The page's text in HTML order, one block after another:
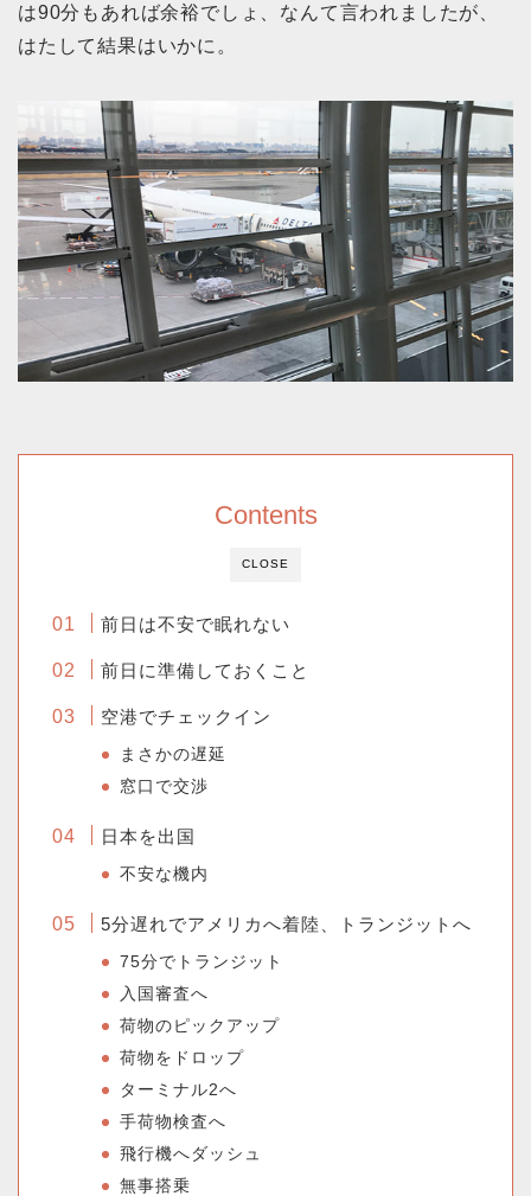
は90分もあれば余裕でしょ、なんて言われましたが、
はたして結果はいかに。
CLOSE
Contents
前日は不安で眠れない
前日に準備しておくこと
空港でチェックイン
まさかの遅延
窓口で交渉
日本を出国
不安な機内
5分遅れでアメリカへ着陸、トランジットへ
75分でトランジット
入国審査へ
荷物のピックアップ
荷物をドロップ
ターミナル2へ
手荷物検査へ
飛行機へダッシュ
無事搭乗